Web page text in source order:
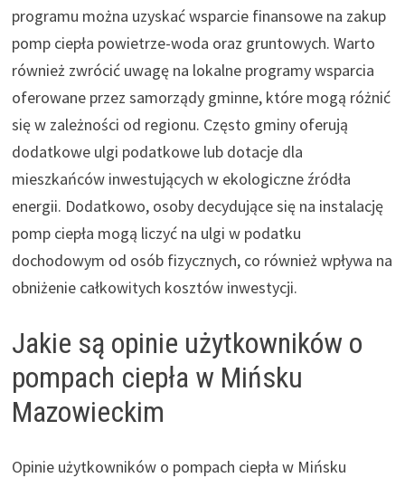
programu można uzyskać wsparcie finansowe na zakup
pomp ciepła powietrze-woda oraz gruntowych. Warto
również zwrócić uwagę na lokalne programy wsparcia
oferowane przez samorządy gminne, które mogą różnić
się w zależności od regionu. Często gminy oferują
dodatkowe ulgi podatkowe lub dotacje dla
mieszkańców inwestujących w ekologiczne źródła
energii. Dodatkowo, osoby decydujące się na instalację
pomp ciepła mogą liczyć na ulgi w podatku
dochodowym od osób fizycznych, co również wpływa na
obniżenie całkowitych kosztów inwestycji.
Jakie są opinie użytkowników o
pompach ciepła w Mińsku
Mazowieckim
Opinie użytkowników o pompach ciepła w Mińsku